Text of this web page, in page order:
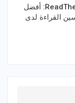
موقع ReadTheory: أفضل
القراءة لدى